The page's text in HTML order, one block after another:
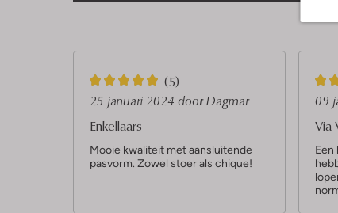
5
S
t
e
r
(5)
25 januari 2024 door Dagmar
Enkellaars
Mooie kwaliteit met aansluitende
pasvorm. Zowel stoer als chique!
4
S
t
e
r
r
09
Via
Een